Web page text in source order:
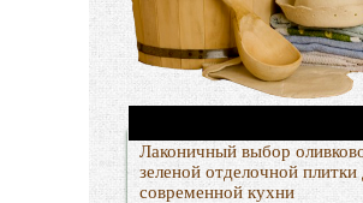
Лаконичный выбор
зеленой отделочной плитки
современной кухни